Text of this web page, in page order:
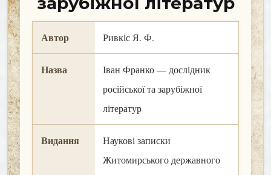
Автор Ривкіс Я. Ф.
Назва
Іван Франко — дослідник
російської та зарубіжної
літератур
Видання
Наукові записки
Житомирського державного